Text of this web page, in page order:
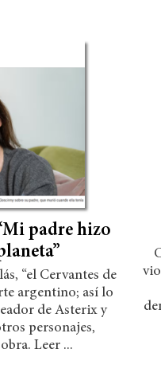
padre hizo
“el Cervantes de
argentino; así lo
de Asterix y
personajes,
Leer ...